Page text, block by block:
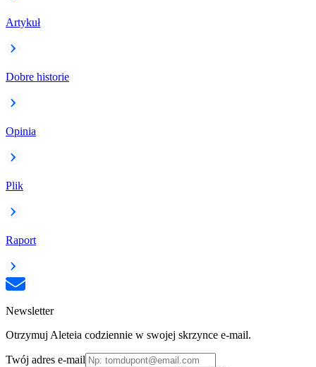
Artykuł
Dobre historie
Opinia
Plik
Raport
Newsletter
Otrzymuj Aleteia codziennie w swojej skrzynce e-mail.
Twój adres e-mail